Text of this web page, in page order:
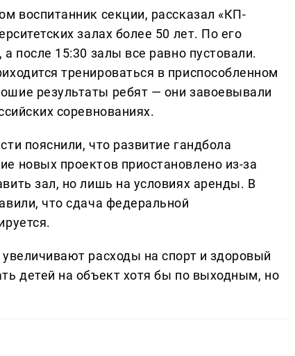
воспитанник секции, рассказал «КП-
залах более 50 лет. По его
после 15:30 залы все равно пустовали.
тренироваться в приспособленном
результаты ребят — они завоевывали
соревнованиях.
пояснили, что развитие гандбола
новых проектов приостановлено из-за
зал, но лишь на условиях аренды. В
что сдача федеральной
расходы на спорт и здоровый
детей на объект хотя бы по выходным, но